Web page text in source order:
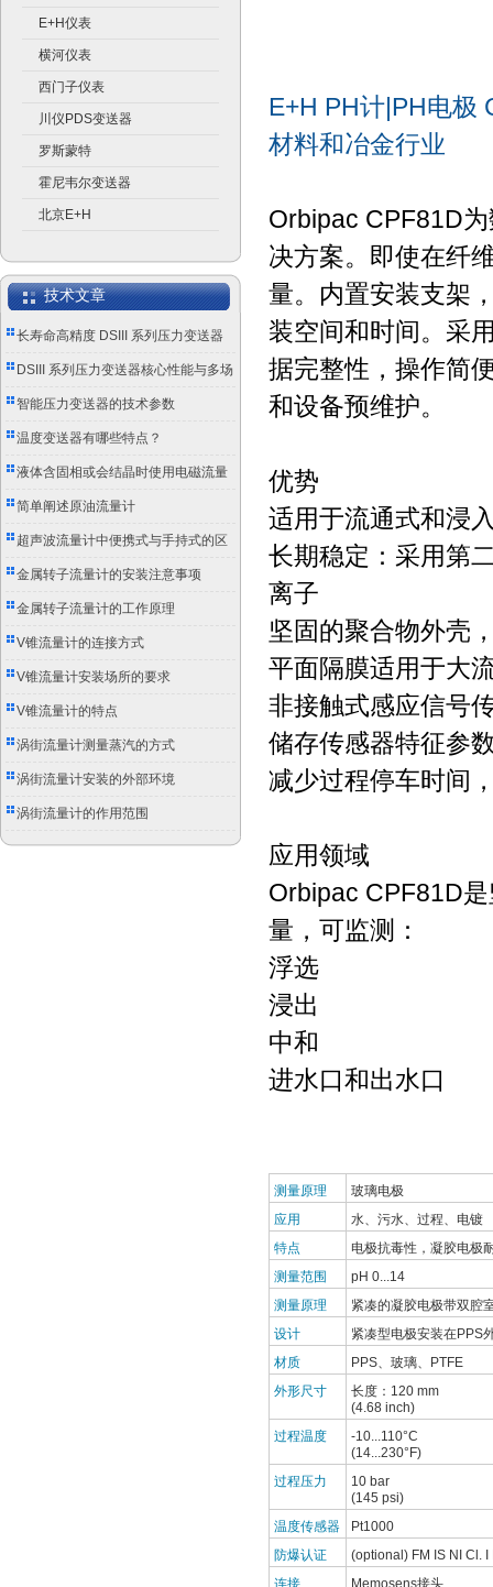
E+H仪表
横河仪表
西门子仪表
川仪PDS变送器
罗斯蒙特
霍尼韦尔变送器
北京E+H
技术文章
长寿命高精度 DSIII 系列压力变送器
成工业测控优选
DSIII 系列压力变送器核心性能与多场
景应用实践
智能压力变送器的技术参数
温度变送器有哪些特点？
液体含固相或会结晶时使用电磁流量
计的注意事项
简单阐述原油流量计
超声波流量计中便携式与手持式的区
别
金属转子流量计的安装注意事项
金属转子流量计的工作原理
V锥流量计的连接方式
V锥流量计安装场所的要求
V锥流量计的特点
涡街流量计测量蒸汽的方式
涡街流量计安装的外部环境
涡街流量计的作用范围
E+H PH计|PH电极
材料和冶金行业
Orbipac CPF81D
决方案。即使在纤
量。内置安装支架
装空间和时间。采
据完整性，操作简
和设备预维护。
优势
适用于流通式和浸
长期稳定：采用第
离子
坚固的聚合物外壳
平面隔膜适用于大
非接触式感应信号
储存传感器特征参
减少过程停车时间
应用领域
Orbipac CPF81D
量，可监测：
浮选
浸出
中和
进水口和出水口
测量原理
玻璃电极
应用
水、污水、过程、电镀
特点
电极抗毒性，凝胶电极
测量范围
pH 0...14
测量原理
紧凑的凝胶电极带双腔
设计
紧凑型电极安装在PPS
材质
PPS、玻璃、PTFE
外形尺寸
长度：120 mm
(4.68 inch)
过程温度
-10...110°C
(14...230°F)
过程压力
10 bar
(145 psi)
温度传感器
Pt1000
防爆认证
(optional) FM IS NI Cl.
连接
Memosens接头